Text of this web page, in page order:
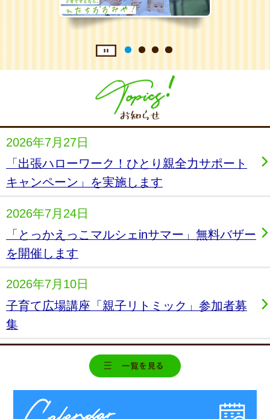
停止 1番目を表示
2番目を表示
3番目を表示
4番目を表示
2026年7月27日
「出張ハローワーク！ひとり親全力サポート
キャンペーン」を実施します
2026年7月24日
「とっかえっこマルシェinサマー」無料バザー
を開催します
2026年7月10日
子育て広場講座「親子リトミック」参加者募
集
「とっかえっこマルシェinサマー」開催に向け
不要な子ども服などを回収します